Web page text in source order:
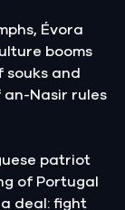
Évora
booms
and
an-Nasir rules
patriot
of Portugal
deal: fight